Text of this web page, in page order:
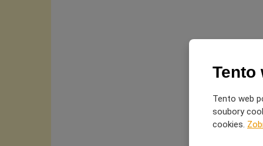
Tento
Tento web
soubory
cookies.